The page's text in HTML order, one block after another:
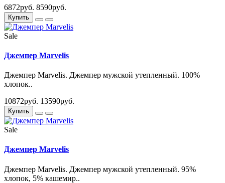
6872руб. 8590руб.
Купить
Sale
Джемпер Marvelis
Джемпер Marvelis. Джемпер мужской утепленный. 100%
хлопок..
10872руб. 13590руб.
Купить
Sale
Джемпер Marvelis
Джемпер Marvelis. Джемпер мужской утепленный. 95%
хлопок, 5% кашемир..